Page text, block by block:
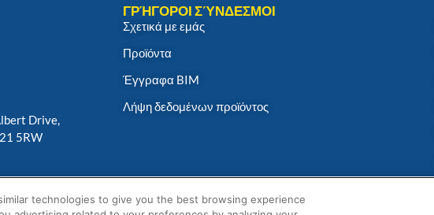
Drive,
5RW
ΓΡΉΓΟΡΟΙ ΣΎΝΔΕΣΜΟΙ
Σχετικά με εμάς
Προϊόντα
Έγγραφα BIM
Λήψη δεδομένων προϊόντος
technologies to give you the best browsing experience